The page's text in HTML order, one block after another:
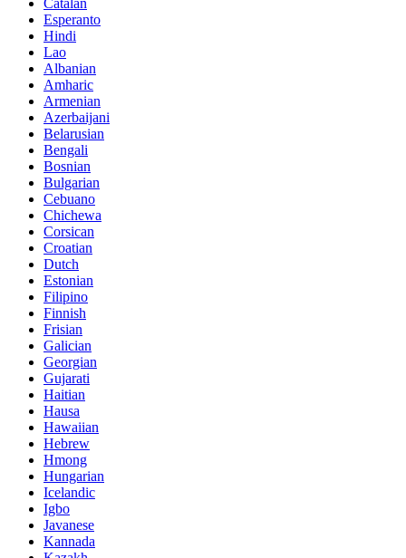
Esperanto
Hindi
Lao
Albanian
Amharic
Armenian
Azerbaijani
Belarusian
Bengali
Bosnian
Bulgarian
Cebuano
Chichewa
Corsican
Croatian
Dutch
Estonian
Filipino
Finnish
Frisian
Galician
Georgian
Gujarati
Haitian
Hausa
Hawaiian
Hebrew
Hmong
Hungarian
Icelandic
Igbo
Javanese
Kannada